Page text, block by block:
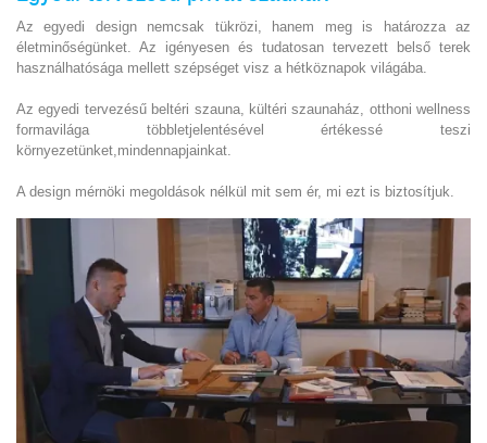
Az egyedi design nemcsak tükrözi, hanem meg is határozza az
életminőségünket. Az igényesen és tudatosan tervezett belső terek
használhatósága mellett szépséget visz a hétköznapok világába.
Az egyedi tervezésű beltéri szauna, kültéri szaunaház, otthoni wellness
formavilága többletjelentésével értékessé teszi
környezetünket,mindennapjainkat.
A design mérnöki megoldások nélkül mit sem ér, mi ezt is biztosítjuk.